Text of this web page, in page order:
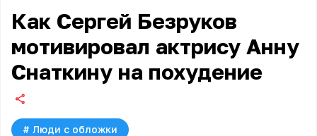
Как Сергей Безруков
мотивировал актрису Анну
Снаткину на похудение
# Люди с обложки